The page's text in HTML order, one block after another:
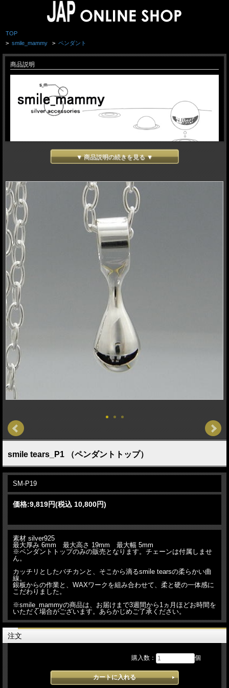
TOP
> smile_mammy > ペンダント
商品説明
smile_mammy - スマイルマミー -
「どうせ創るなら他には無いものを そして自分が楽しめるものを」を信念とし、
smile_mammyhttps://sm-silver.com/
▼ 商品説明の続きを見る ▼
smile tears_P1 （ペンダントトップ）
SM-P19
価格:9,819円(税込 10,800円)
素材 silver925
最大厚み 6mm 最大高さ 19mm 最大幅 5mm
※ペンダントトップのみの販売となります。チェーンは付属しませ
ん。
カッチリとしたバチカンと、そこから滴るsmile tearsの柔らかい曲
線。
銀板からの作業と、WAXワークを組み合わせて、柔と硬の一体感に
こだわりました。
※smile_mammyの商品は、お届けまで3週間から1ヵ月ほどお時間を
いただく場合がございます。あらかじめご了承ください。
注文
購入数： 個